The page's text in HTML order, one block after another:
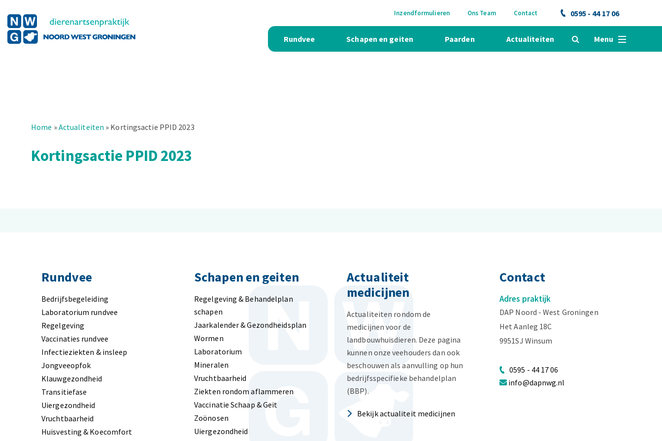
Inzendformulieren Ons Team Contact 0595 - 44 17 06
Rundvee Schapen en geiten Paarden Actualiteiten Menu
Home »Actualiteiten » Kortingsactie PPID 2023
Kortingsactie PPID 2023
Rundvee
Bedrijfsbegeleiding
Laboratorium rundvee
Regelgeving
Vaccinaties rundvee
Infectieziekten & insleep
Jongveeopfok
Klauwgezondheid
Transitiefase
Uiergezondheid
Vruchtbaarheid
Huisvesting & Koecomfort
Schapen en geiten
Regelgeving & Behandelplan
schapen
Jaarkalender & Gezondheidsplan
Wormen
Laboratorium
Mineralen
Vruchtbaarheid
Ziekten rondom aflammeren
Vaccinatie Schaap & Geit
Zoönosen
Uiergezondheid
Actualiteit
medicijnen
Actualiteiten rondom de
medicijnen voor de
landbouwhuisdieren. Deze pagina
kunnen onze veehouders dan ook
beschouwen als aanvulling op hun
bedrijfsspecifieke behandelplan
(BBP).
Bekijk actualiteit medicijnen
Contact
Adres praktijk
DAP Noord - West Groningen
Het Aanleg 18C
9951SJ Winsum
0595 - 44 17 06
info@dapnwg.nl